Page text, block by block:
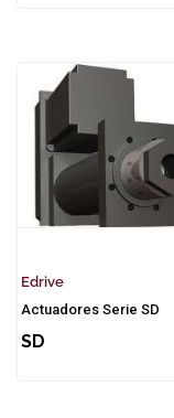
Edrive
Actuadores Serie SD
SD